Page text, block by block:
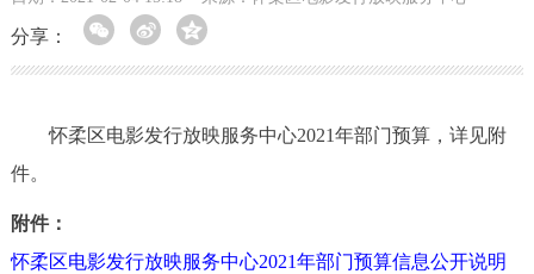
分享：
怀柔区电影发行放映服务中心2021年部门预算，详见附
件。
附件：
怀柔区电影发行放映服务中心2021年部门预算信息公开说明